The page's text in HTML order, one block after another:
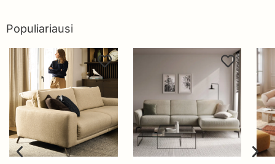
Populiariausi